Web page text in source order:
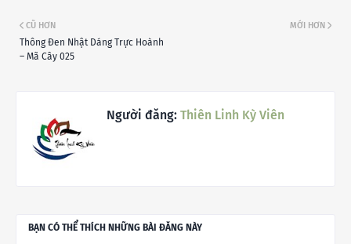
MỚI HƠN
CŨ HƠN
Thông Đen Nhật Dáng Trực Hoành
– Mã Cây 025
Người đăng: Thiên Linh Kỳ Viên
BẠN CÓ THỂ THÍCH NHỮNG BÀI ĐĂNG NÀY